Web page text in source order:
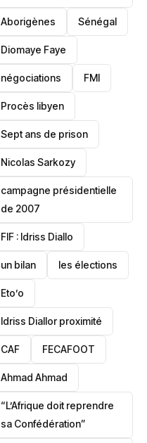
Aborigènes Sénégal
Diomaye Faye
négociations FMI
Procès libyen
Sept ans de prison
Nicolas Sarkozy
campagne présidentielle
de 2007
‎FIF : Idriss Diallo
un bilan les élections
Eto’o
Idriss Diallor proximité
CAF FECAFOOT
‎Ahmad Ahmad
“L’Afrique doit reprendre
sa Confédération”